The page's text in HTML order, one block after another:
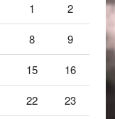
1 2
8 9
15 16
22 23